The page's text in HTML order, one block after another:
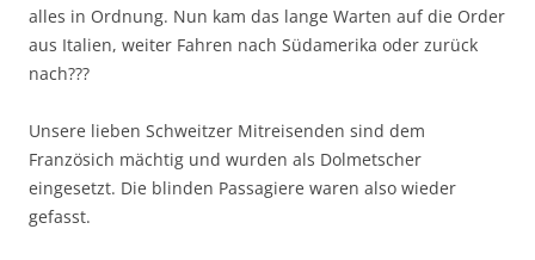
alles in Ordnung. Nun kam das lange Warten auf die Order
aus Italien, weiter Fahren nach Südamerika oder zurück
nach???
Unsere lieben Schweitzer Mitreisenden sind dem
Französich mächtig und wurden als Dolmetscher
eingesetzt. Die blinden Passagiere waren also wieder
gefasst.